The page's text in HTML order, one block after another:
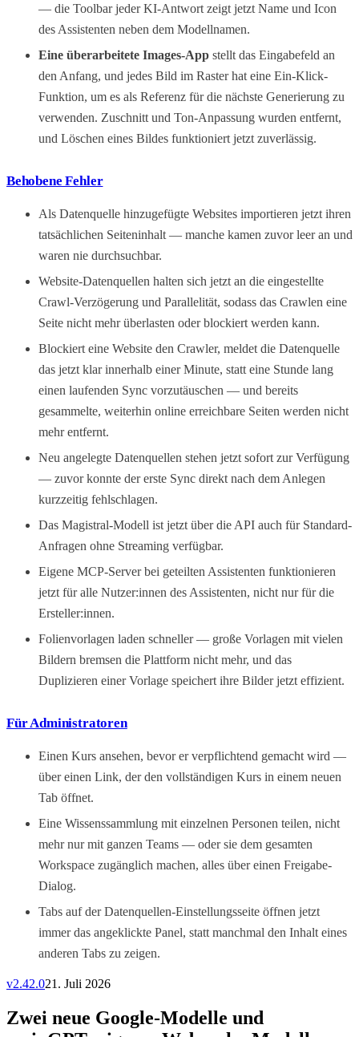
— die Toolbar jeder KI-Antwort zeigt jetzt Name und Icon
des Assistenten neben dem Modellnamen.
Eine überarbeitete Images-App stellt das Eingabefeld an
den Anfang, und jedes Bild im Raster hat eine Ein-Klick-
Funktion, um es als Referenz für die nächste Generierung zu
verwenden. Zuschnitt und Ton-Anpassung wurden entfernt,
und Löschen eines Bildes funktioniert jetzt zuverlässig.
Behobene Fehler
Als Datenquelle hinzugefügte Websites importieren jetzt ihren
tatsächlichen Seiteninhalt — manche kamen zuvor leer an und
waren nie durchsuchbar.
Website-Datenquellen halten sich jetzt an die eingestellte
Crawl-Verzögerung und Parallelität, sodass das Crawlen eine
Seite nicht mehr überlasten oder blockiert werden kann.
Blockiert eine Website den Crawler, meldet die Datenquelle
das jetzt klar innerhalb einer Minute, statt eine Stunde lang
einen laufenden Sync vorzutäuschen — und bereits
gesammelte, weiterhin online erreichbare Seiten werden nicht
mehr entfernt.
Neu angelegte Datenquellen stehen jetzt sofort zur Verfügung
— zuvor konnte der erste Sync direkt nach dem Anlegen
kurzzeitig fehlschlagen.
Das Magistral-Modell ist jetzt über die API auch für Standard-
Anfragen ohne Streaming verfügbar.
Eigene MCP-Server bei geteilten Assistenten funktionieren
jetzt für alle Nutzer:innen des Assistenten, nicht nur für die
Ersteller:innen.
Folienvorlagen laden schneller — große Vorlagen mit vielen
Bildern bremsen die Plattform nicht mehr, und das
Duplizieren einer Vorlage speichert ihre Bilder jetzt effizient.
Für Administratoren
Einen Kurs ansehen, bevor er verpflichtend gemacht wird —
über einen Link, der den vollständigen Kurs in einem neuen
Tab öffnet.
Eine Wissenssammlung mit einzelnen Personen teilen, nicht
mehr nur mit ganzen Teams — oder sie dem gesamten
Workspace zugänglich machen, alles über einen Freigabe-
Dialog.
Tabs auf der Datenquellen-Einstellungsseite öffnen jetzt
immer das angeklickte Panel, statt manchmal den Inhalt eines
anderen Tabs zu zeigen.
v2.42.021. Juli 2026
Zwei neue Google-Modelle und